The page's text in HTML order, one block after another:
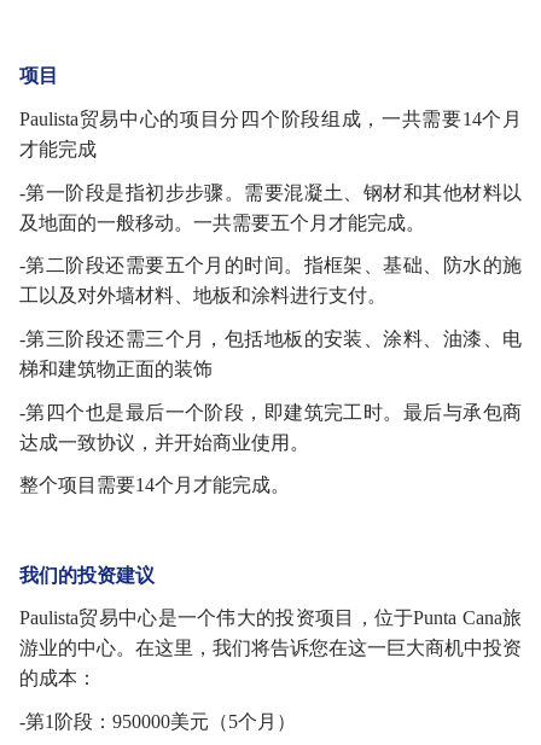
项目
Paulista贸易中心的项目分四个阶段组成，一共需要14个月
才能完成
-第一阶段是指初步步骤。需要混凝土、钢材和其他材料以
及地面的一般移动。一共需要五个月才能完成。
-第二阶段还需要五个月的时间。指框架、基础、防水的施
工以及对外墙材料、地板和涂料进行支付。
-第三阶段还需三个月，包括地板的安装、涂料、油漆、电
梯和建筑物正面的装饰
-第四个也是最后一个阶段，即建筑完工时。最后与承包商
达成一致协议，并开始商业使用。
整个项目需要14个月才能完成。
我们的投资建议
Paulista贸易中心是一个伟大的投资项目，位于Punta Cana旅
游业的中心。在这里，我们将告诉您在这一巨大商机中投资
的成本：
-第1阶段：950000美元（5个月）